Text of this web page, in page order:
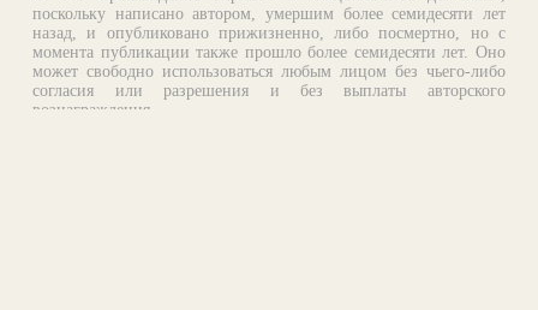
поскольку написано автором, умершим более семидесяти лет
назад, и опубликовано прижизненно, либо посмертно, но с
момента публикации также прошло более семидесяти лет. Оно
может свободно использоваться любым лицом без чьего-либо
согласия или разрешения и без выплаты авторского
вознаграждения.